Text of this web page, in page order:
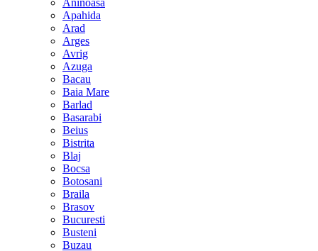
Aninoasa
Apahida
Arad
Arges
Avrig
Azuga
Bacau
Baia Mare
Barlad
Basarabi
Beius
Bistrita
Blaj
Bocsa
Botosani
Braila
Brasov
Bucuresti
Busteni
Buzau